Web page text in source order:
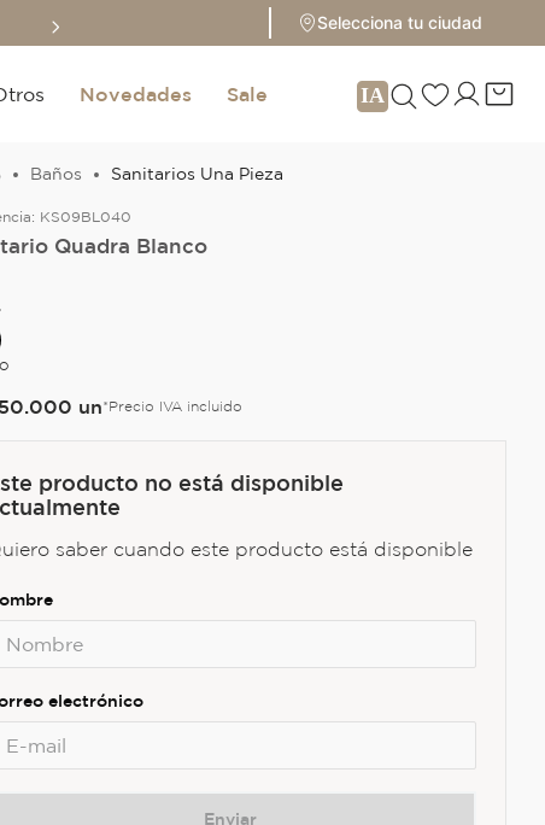
Sale hasta 70%
Selecciona tu ciudad
Novedades Sale
Baños Sanitarios Una Pieza
KS09BL040
Quadra Blanco
.000 un*Precio IVA incluido
producto no está disponible
saber cuando este producto está disponible
Enviar